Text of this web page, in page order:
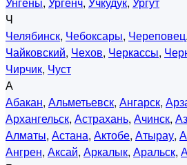
Ч
Челябинск, Чебоксары, Череповец,
Чайковский, Чехов, Черкассы,
Чирчик, Чуст
А
Абакан, Альметьевск, Ангарск,
Архангельск, Астрахань, Ачинск,
Алматы, Астана, Актобе, Атырау,
Ангрен, Аксай, Аркалык, Аральск,